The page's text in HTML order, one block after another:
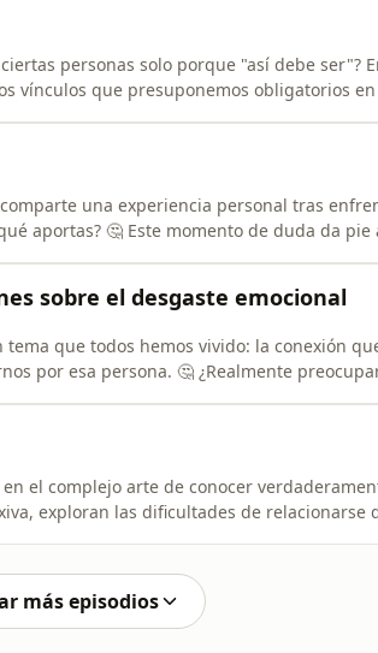
personas solo porque "así debe ser"?
vínculos que presuponemos obligatorios
una experiencia personal tras
aportas? 🤔 Este momento de duda da pie
sobre el desgaste emocional
que todos hemos vivido: la conexión
por esa persona. 🤔 ¿Realmente
el complejo arte de conocer
exploran las dificultades de relacionarse
más episodios